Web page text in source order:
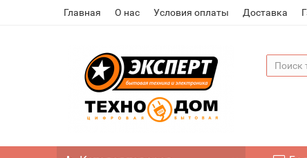
Главная О нас Условия оплаты Доставка